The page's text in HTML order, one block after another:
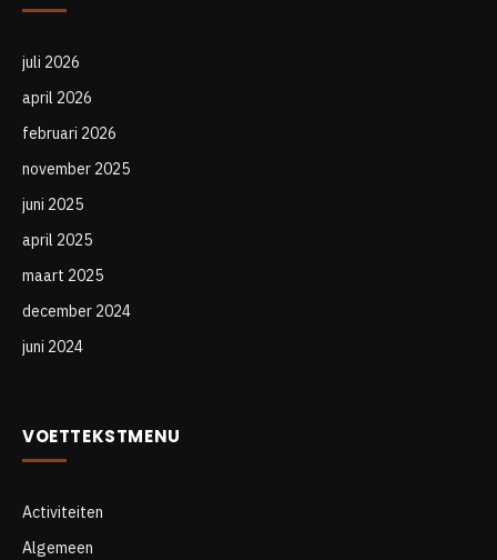
juli 2026
april 2026
februari 2026
november 2025
juni 2025
april 2025
maart 2025
december 2024
juni 2024
VOETTEKSTMENU
Activiteiten
Algemeen